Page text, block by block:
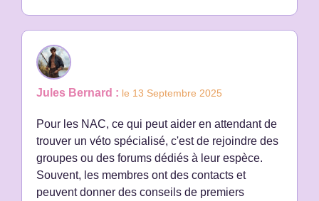
Jules Bernard : le 13 Septembre 2025
Pour les NAC, ce qui peut aider en attendant de
trouver un véto spécialisé, c'est de rejoindre des
groupes ou des forums dédiés à leur espèce.
Souvent, les membres ont des contacts et
peuvent donner des conseils de premiers